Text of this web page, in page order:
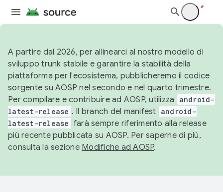
A partire dal 2026, per allinearci al nostro modello di
sviluppo trunk stabile e garantire la stabilità della
piattaforma per l'ecosistema, pubblicheremo il codice
sorgente su AOSP nel secondo e nel quarto trimestre.
Per compilare e contribuire ad AOSP, utilizza
android-
latest-release . Il branch del manifest android-
latest-release farà sempre riferimento alla release
più recente pubblicata su AOSP. Per saperne di più,
consulta la sezione Modifiche ad AOSP.